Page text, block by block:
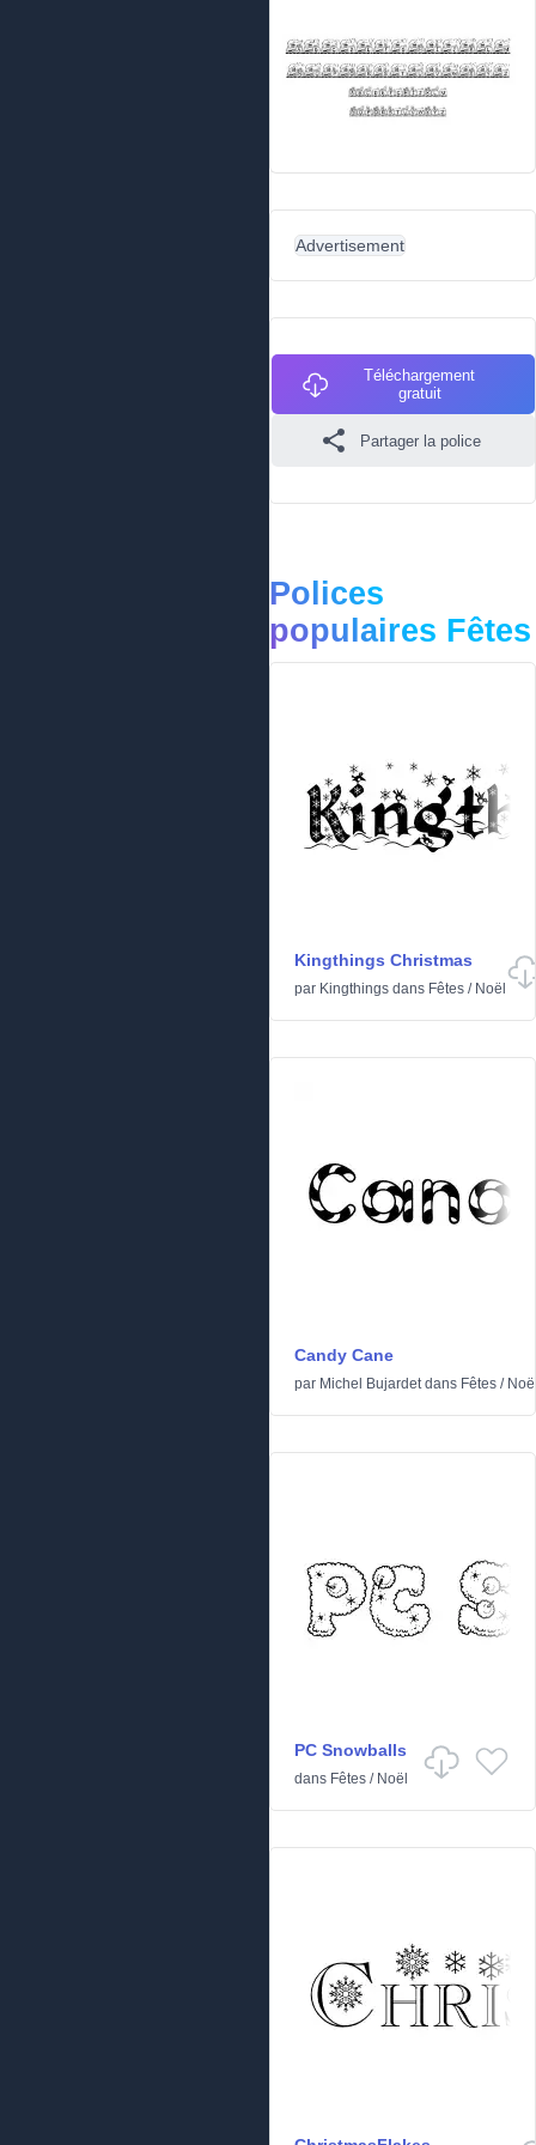
Advertisement
Téléchargement
gratuit
Partager la police
Polices
populaires Fêtes
Kingthings Christmas
par Kingthings dans Fêtes / Noël
Candy Cane
par Michel Bujardetdans Fêtes /
PC Snowballs
dans Fêtes / Noël